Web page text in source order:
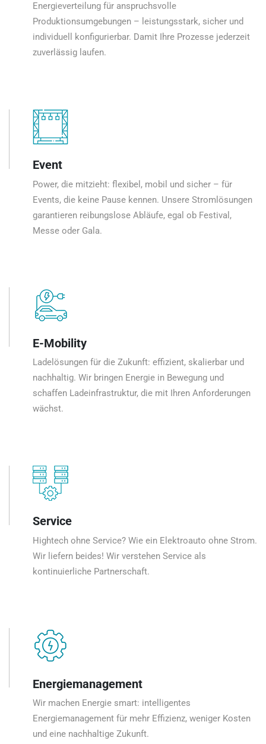
Energieverteilung für anspruchsvolle
Produktionsumgebungen – leistungsstark, sicher und
individuell konfigurierbar. Damit Ihre Prozesse jederzeit
zuverlässig laufen.
Event
Power, die mitzieht: flexibel, mobil und sicher – für
Events, die keine Pause kennen. Unsere Stromlösungen
garantieren reibungslose Abläufe, egal ob Festival,
Messe oder Gala.
E-Mobility
Ladelösungen für die Zukunft: effizient, skalierbar und
nachhaltig. Wir bringen Energie in Bewegung und
schaffen Ladeinfrastruktur, die mit Ihren Anforderungen
wächst.
Service
Hightech ohne Service? Wie ein Elektroauto ohne Strom.
Wir liefern beides! Wir verstehen Service als
kontinuierliche Partnerschaft.
Energiemanagement
Wir machen Energie smart: intelligentes
Energiemanagement für mehr Effizienz, weniger Kosten
und eine nachhaltige Zukunft.